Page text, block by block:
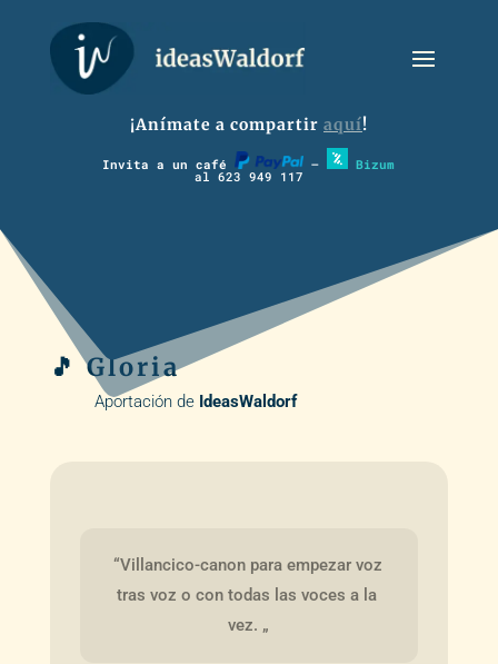
¡Anímate a compartir aquí!
Invita a un café – Bizum
al 623 949 117
🎵 Gloria
Aportación de IdeasWaldorf
“Villancico-canon para empezar voz
tras voz o con todas las voces a la
vez. „